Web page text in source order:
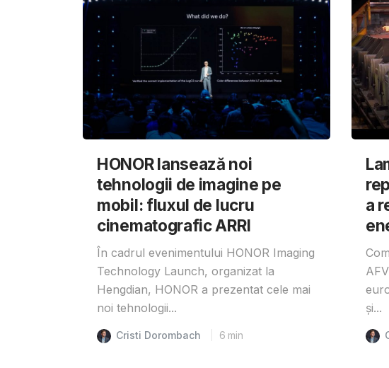
HONOR lansează noi
tehnologii de imagine pe
mobil: fluxul de lucru
cinematografic ARRI
În cadrul evenimentului HONOR Imaging
Technology Launch, organizat la
Hengdian, HONOR a prezentat cele mai
noi tehnologii...
Cristi Dorombach 6 min
a
și...